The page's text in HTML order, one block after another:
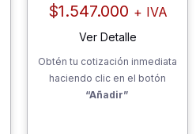
$1.547.000 + IVA
Ver Detalle
Obtén tu cotización inmediata
haciendo clic en el botón
“Añadir”